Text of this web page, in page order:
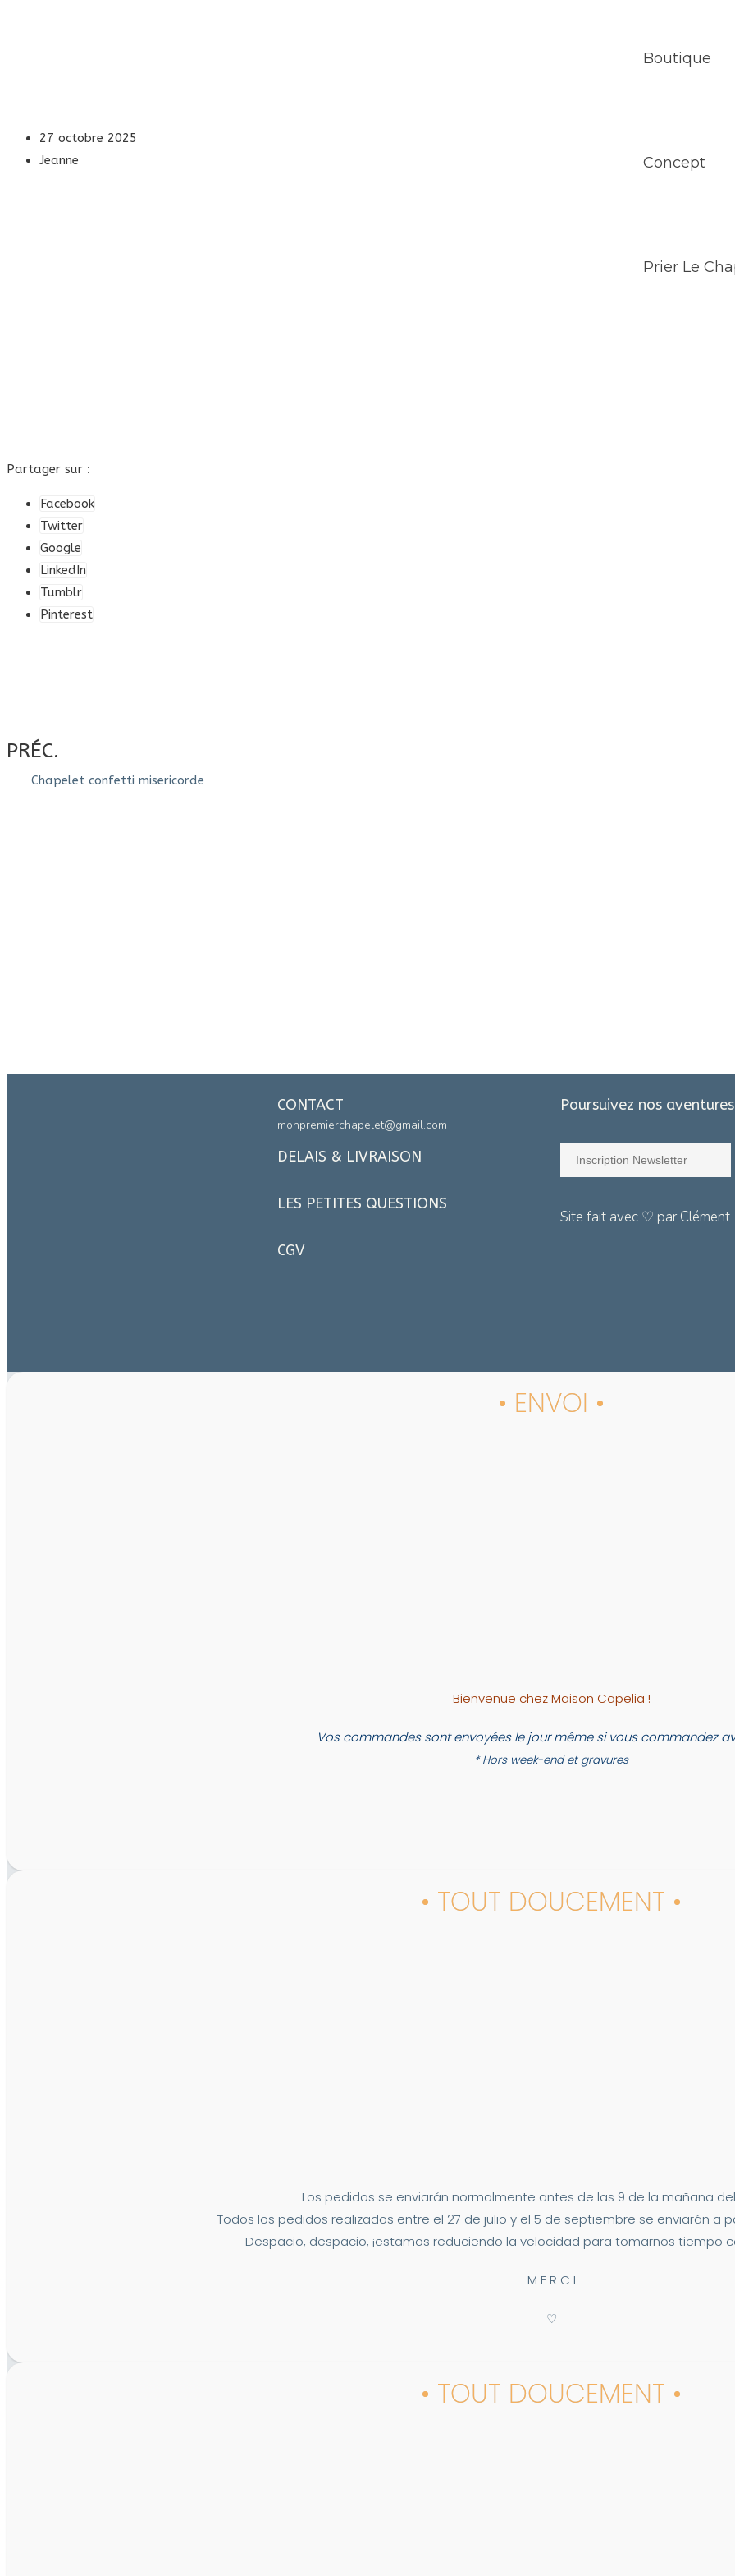
Boutique
Concept
Prier Le
27 octobre 2025
Jeanne
Partager sur :
Facebook
Twitter
Google
LinkedIn
Tumblr
Pinterest
PRÉC.
Chapelet confetti misericorde
CONTACT
monpremierchapelet@gmail.com
DELAIS & LIVRAISON
LES PETITES QUESTIONS
CGV
Poursuivez nos
Site fait avec ♡ par Clément
• ENVOI •
Bienvenue chez Maison Capelia !
Vos commandes sont envoyées le jour même si vous commandez
* Hors week-end et gravures
• TOUT DOUCEMENT •
Los pedidos se enviarán normalmente antes de las 9 de la mañana
Todos los pedidos realizados entre el 27 de julio y el 5 de septiembre se enviarán a
Despacio, despacio, ¡estamos reduciendo la velocidad para tomarnos tiempo
M E R C I
♡
• TOUT DOUCEMENT •